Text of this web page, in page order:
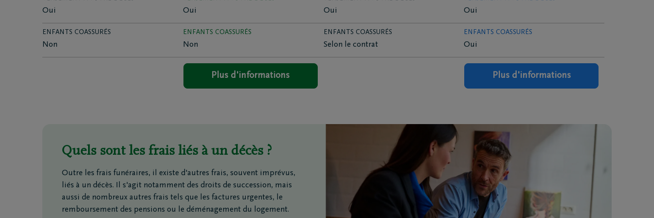
Rapatriement
Inspiration funéraire
Téléchargez le Carnet de
condoléances
Oui Oui Oui Oui
ENFANTS COASSURÉS
Non
ENFANTS COASSURÉS
Non
ENFANTS COASSURÉS
Selon le contrat
ENFANTS COASSURÉS
Oui
Plus d'informations Plus d'informations
Quels sont les frais liés à un décès ?
Outre les frais funéraires, il existe d'autres frais, souvent imprévus,
liés à un décès. Il s'agit notamment des droits de succession, mais
aussi de nombreux autres frais tels que les factures urgentes, le
remboursement des pensions ou le déménagement du logement.
Adresse e-mail
Oui, j’autorise DELA Assurances à traiter mes données personnelles complétées ci-
sujet de leurs produits et services. Pour tout complément d’information au sujet du